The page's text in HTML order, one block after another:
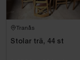
Tranås
Stolar trä, 44 st